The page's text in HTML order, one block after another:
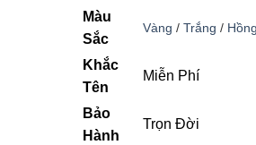
Màu
Sắc
Vàng / Trắng / Hồng
Khắc
Tên
Miễn Phí
Bảo
Hành
Trọn Đời